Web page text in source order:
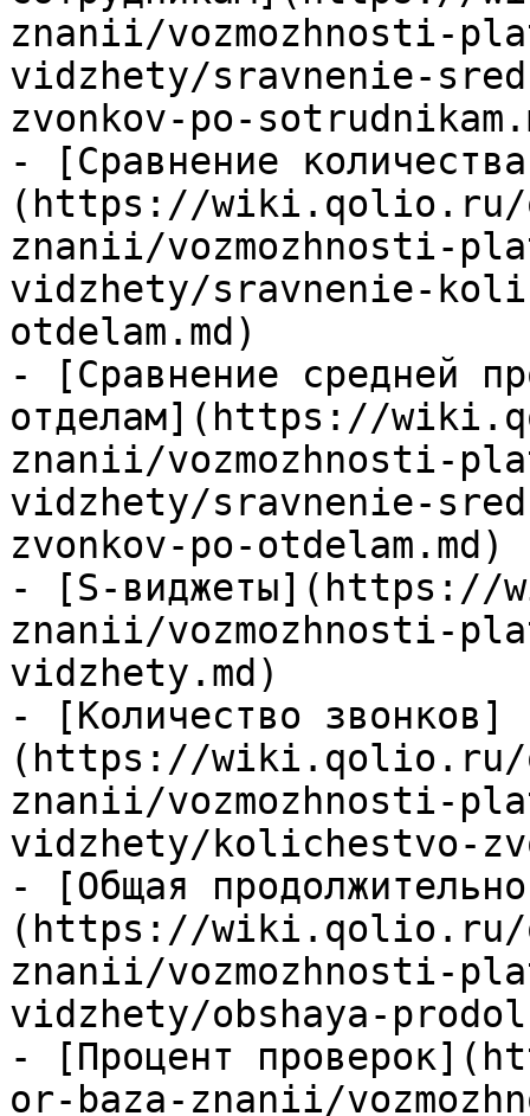
znanii/vozmozhnosti-
vidzhety/sravnenie-
zvonkov-po-
- [Сравнение
(https://wiki.qolio.ru/
znanii/vozmozhnosti-
vidzhety/sravnenie-
otdelam.md)
- [Сравнение средней
отделам](https://
znanii/vozmozhnosti-
vidzhety/sravnenie-
zvonkov-po-otdelam.md)
- [S-
znanii/vozmozhnosti-
vidzhety.md)
- [Количество звонков]
(https://wiki.qolio.ru/
znanii/vozmozhnosti-
vidzhety/kolichestvo-
- [Общая
(https://wiki.qolio.ru/
znanii/vozmozhnosti-
vidzhety/obshaya-
- [Процент
or-baza-znanii/